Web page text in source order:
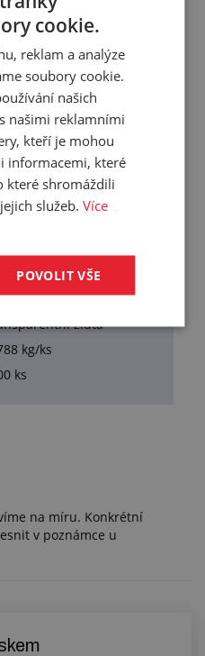
mm
mm
g/cm³
+40 °C
žlutá
kg/ks
ks
na míru. Konkrétní
v poznámce u
cookie.
reklam a analýze
soubory cookie.
našich
našimi reklamními
kteří je mohou
informacemi, které
které shromáždili
služeb.Více
POVOLIT VŠE